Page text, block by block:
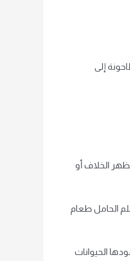
إلى
الخلاف أو
الحامل طعام
الحيوانات